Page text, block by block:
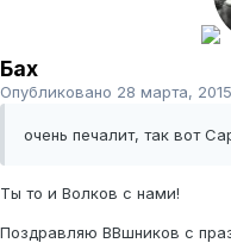
Бах
Опубликовано 28 марта, 2015
очень печалит, так вот
Ты то и Волков с нами!
Поздравляю ВВшников с